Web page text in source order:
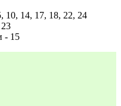
10, 14, 17, 18, 22, 24
- 15